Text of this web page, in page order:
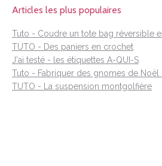
Articles les plus populaires
Tuto - Coudre un tote bag réversible
TUTO - Des paniers en crochet
J'ai testé - les étiquettes A-QUI-S
Tuto - Fabriquer des gnomes de Noël
TUTO - La suspension montgolfière